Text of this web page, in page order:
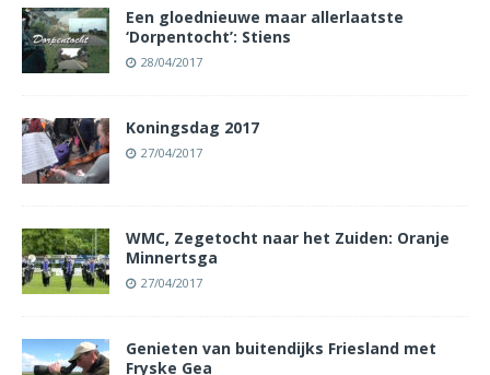
Een gloednieuwe maar allerlaatste
‘Dorpentocht’: Stiens
28/04/2017
Koningsdag 2017
27/04/2017
WMC, Zegetocht naar het Zuiden: Oranje
Minnertsga
27/04/2017
Genieten van buitendijks Friesland met
Fryske Gea